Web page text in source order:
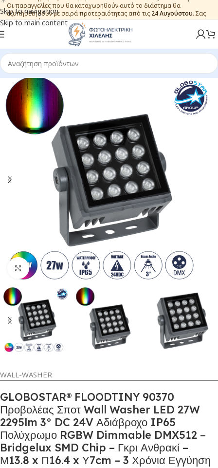
Skip to navigation
Skip to main content
Οι παραγγελίες που θα καταχωρηθούν αυτό το διάστημα θα
εξυπηρετηθούν με σειρά προτεραιότητας από τις 24 Αυγούστου. Σας
ευχαριστούμε για την εμπιστοσύνη.
Κλικ για μεγέθυνση
WALL-WASHER
GLOBOSTAR® FLOODTINY 90370
Προβολέας Σποτ Wall Washer LED 27W
2295lm 3° DC 24V Αδιάβροχο IP65
Πολύχρωμο RGBW Dimmable DMX512 –
Bridgelux SMD Chip – Γκρι Ανθρακί –
Μ13.8 x Π16.4 x Υ7cm – 3 Χρόνια Εγγύηση